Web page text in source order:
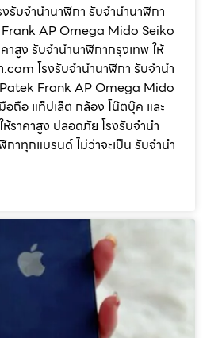
รับจำนำนาฬิกา รับจำนำนาฬิกา
AP Omega Mido Seiko
าสูง รับจำนำนาฬิกากรุงเทพ ให้
โรงรับจำนำนาฬิกา รับจำนำ
Frank AP Omega Mido
ถือ แท็ปเล็ต กล้อง โน๊ตบุ๊ค และ
ราคาสูง ปลอดภัย โรงรับจำนำ
าทุกแบรนด์ ไม่ว่าจะเป็น รับจำนำ